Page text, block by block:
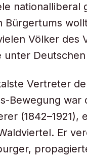
nationalliberal
Bürgertums
Völker des
Deutschen
Vertreter
Bewegung war
(1842–1921),
Er